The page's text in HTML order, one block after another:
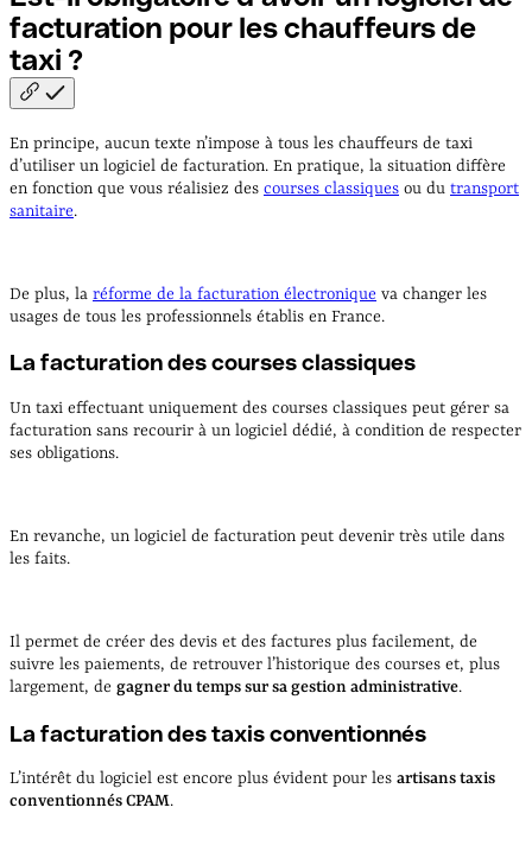
facturation pour les chauffeurs de
taxi ?
En principe, aucun texte n’impose à tous les chauffeurs de taxi
d’utiliser un logiciel de facturation. En pratique, la situation diffère
en fonction que vous réalisiez des courses classiques ou du transport
sanitaire.
De plus, la réforme de la facturation électronique va changer les
usages de tous les professionnels établis en France.
La facturation des courses classiques
Un taxi effectuant uniquement des courses classiques peut gérer sa
facturation sans recourir à un logiciel dédié, à condition de respecter
ses obligations.
En revanche, un logiciel de facturation peut devenir très utile dans
les faits.
Il permet de créer des devis et des factures plus facilement, de
suivre les paiements, de retrouver l’historique des courses et, plus
largement, de gagner du temps sur sa gestion administrative.
La facturation des taxis conventionnés
L’intérêt du logiciel est encore plus évident pour les artisans taxis
conventionnés CPAM.